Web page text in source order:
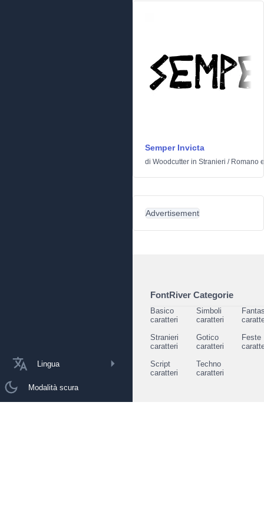
Lingua
Modalità scura
Semper Invicta
di Woodcutter in Stranieri / Romano
Advertisement
FontRiver Categorie
Basico
caratteri
Simboli
caratteri
Stranieri
caratteri
Gotico
caratteri
Feste
Script
caratteri
Techno
caratteri